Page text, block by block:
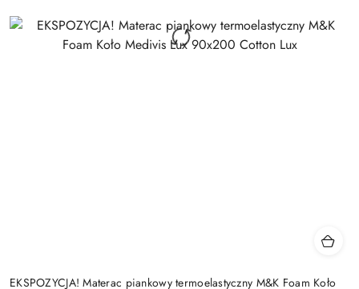
EKSPOZYCJA! Materac piankowy termoelastyczny M&K Foam Koło